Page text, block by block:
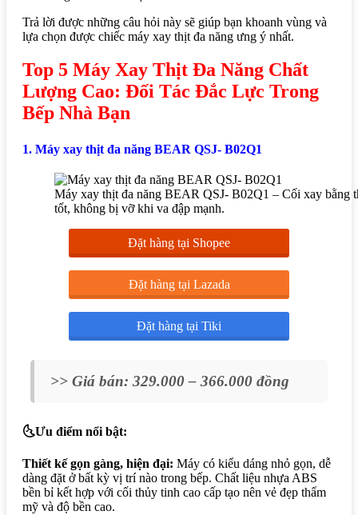
Trả lời được những câu hỏi này sẽ giúp bạn khoanh vùng và
lựa chọn được chiếc máy xay thịt đa năng ưng ý nhất.
Top 5 Máy Xay Thịt Đa Năng Chất
Lượng Cao: Đối Tác Đắc Lực Trong
Bếp Nhà Bạn
1. Máy xay thịt đa năng BEAR QSJ- B02Q1
Máy xay thịt đa năng BEAR QSJ- B02Q1 – Cối xay bằng
tốt, không bị vỡ khi va đập mạnh.
Đặt hàng tại Shopee
Đặt hàng tại Lazada
Đặt hàng tại Tiki
>> Giá bán: 329.000 – 366.000 đồng
🌜Ưu điểm nổi bật:
Thiết kế gọn gàng, hiện đại: Máy có kiểu dáng nhỏ gọn, dễ
dàng đặt ở bất kỳ vị trí nào trong bếp. Chất liệu nhựa ABS
bền bỉ kết hợp với cối thủy tinh cao cấp tạo nên vẻ đẹp thẩm
mỹ và độ bền cao.